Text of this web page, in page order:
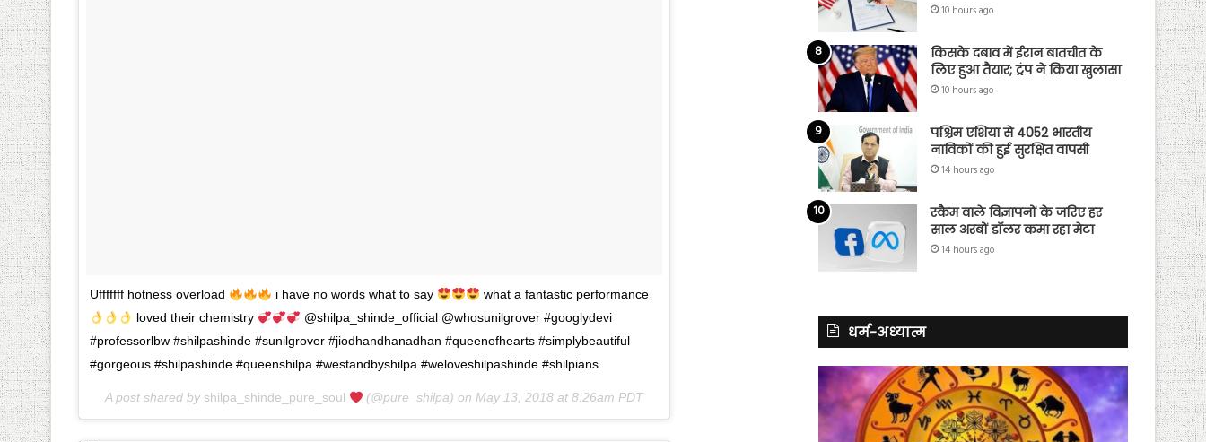
Ufffffff hotness overload i have no words what to say
what a fantastic performance
loved their chemistry
@shilpa_shinde_official @whosunilgrover #googlydevi
#professorlbw #shilpashinde #sunilgrover #jiodhandhanadhan #queenofhearts #simplybeautiful
#gorgeous #shilpashinde #queenshilpa #westandbyshilpa #weloveshilpashinde #shilpians
A post shared by shilpa_shinde_pure_soul (@pure_shilpa) on May 13, 2018 at 8:26am PDT
10 hours ago
किसके दबाव में ईरान बातचीत के
लिए हुआ तैयार; ट्रंप ने किया खुलासा
10 hours ago
पश्चिम एशिया से 4052 भारतीय
नाविकों की हुई सुरक्षित वापसी
14 hours ago
स्कैम वाले विज्ञापनों के जरिए हर
साल अरबों डॉलर कमा रहा मेटा
14 hours ago
धर्म-अध्यात्म